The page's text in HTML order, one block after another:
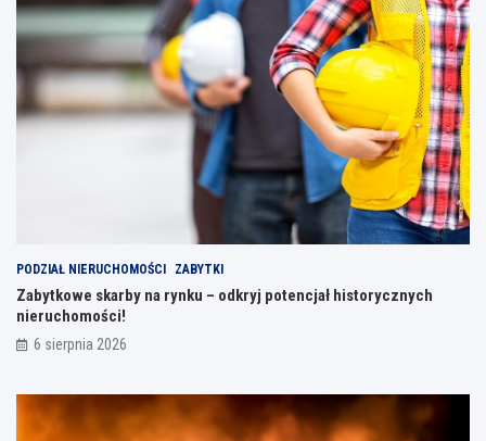
PODZIAŁ NIERUCHOMOŚCI ZABYTKI
Zabytkowe skarby na rynku – odkryj potencjał historycznych
nieruchomości!
6 sierpnia 2026